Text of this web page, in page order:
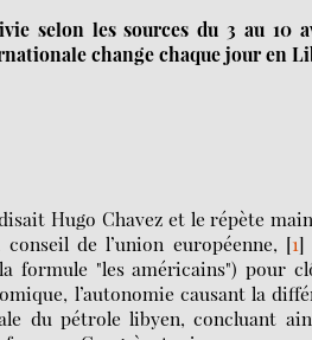
selon les sources du 3 au 10
change chaque jour en
Hugo Chavez et le répète
de l’union européenne, [1]
formule "les américains") pour
l’autonomie causant la
du pétrole libyen, concluant